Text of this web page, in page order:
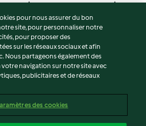
3.4 (26) 3.9 (13)
pour nous assurer du bon
site, pour personnaliser notre
pour proposer des
sur les réseaux sociaux et afin
Nous partageons également des
navigation sur notre site avec
publicitaires et de réseaux
des cookies